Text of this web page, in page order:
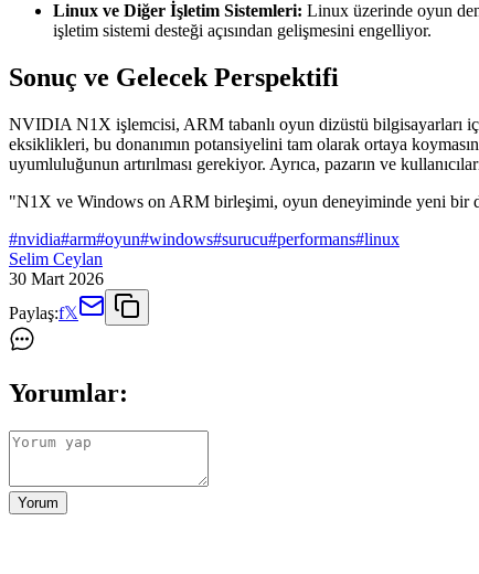
Linux ve Diğer İşletim Sistemleri: Linux üzerinde oyun
işletim sistemi desteği açısından gelişmesini engelliyor.
Sonuç ve Gelecek Perspektifi
NVIDIA N1X işlemcisi, ARM tabanlı oyun dizüstü bilgisayarları
eksiklikleri, bu donanımın potansiyelini tam olarak ortaya
uyumluluğunun artırılması gerekiyor. Ayrıca, pazarın ve
"N1X ve Windows on ARM birleşimi, oyun deneyiminde yeni bir
#nvidia#arm#oyun#windows#surucu#performans#linux
Selim Ceylan
30 Mart 2026
Paylaş:f𝕏
Yorumlar:
Yorum